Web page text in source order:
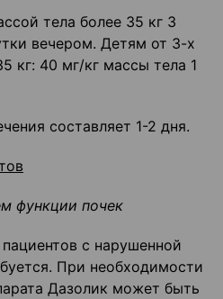
тела более 35 кг 3
вечером. Детям от 3-х
кг: 40 мг/кг массы тела 1
составляет 1-2 дня.
функции почек
с нарушенной
При необходимости
Дазолик может быть